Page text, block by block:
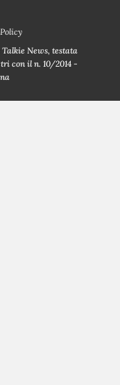
News, testata
con il n. 10/2014 -